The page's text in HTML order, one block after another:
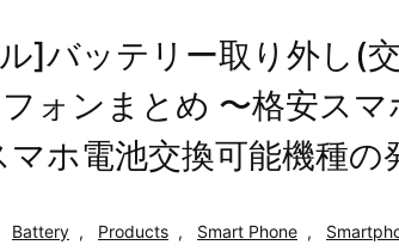
]バッテリー取り外し(
ォンまとめ 〜格安ス
ホ電池交換可能機種の
Battery , Products , Smart Phone ,